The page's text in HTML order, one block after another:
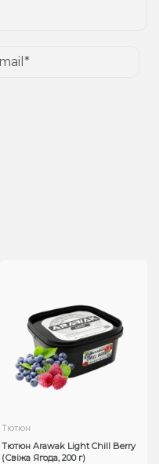
Тютюн
Тютюн Arawak Light Chill Berry
(Свіжа Ягода, 200 г)